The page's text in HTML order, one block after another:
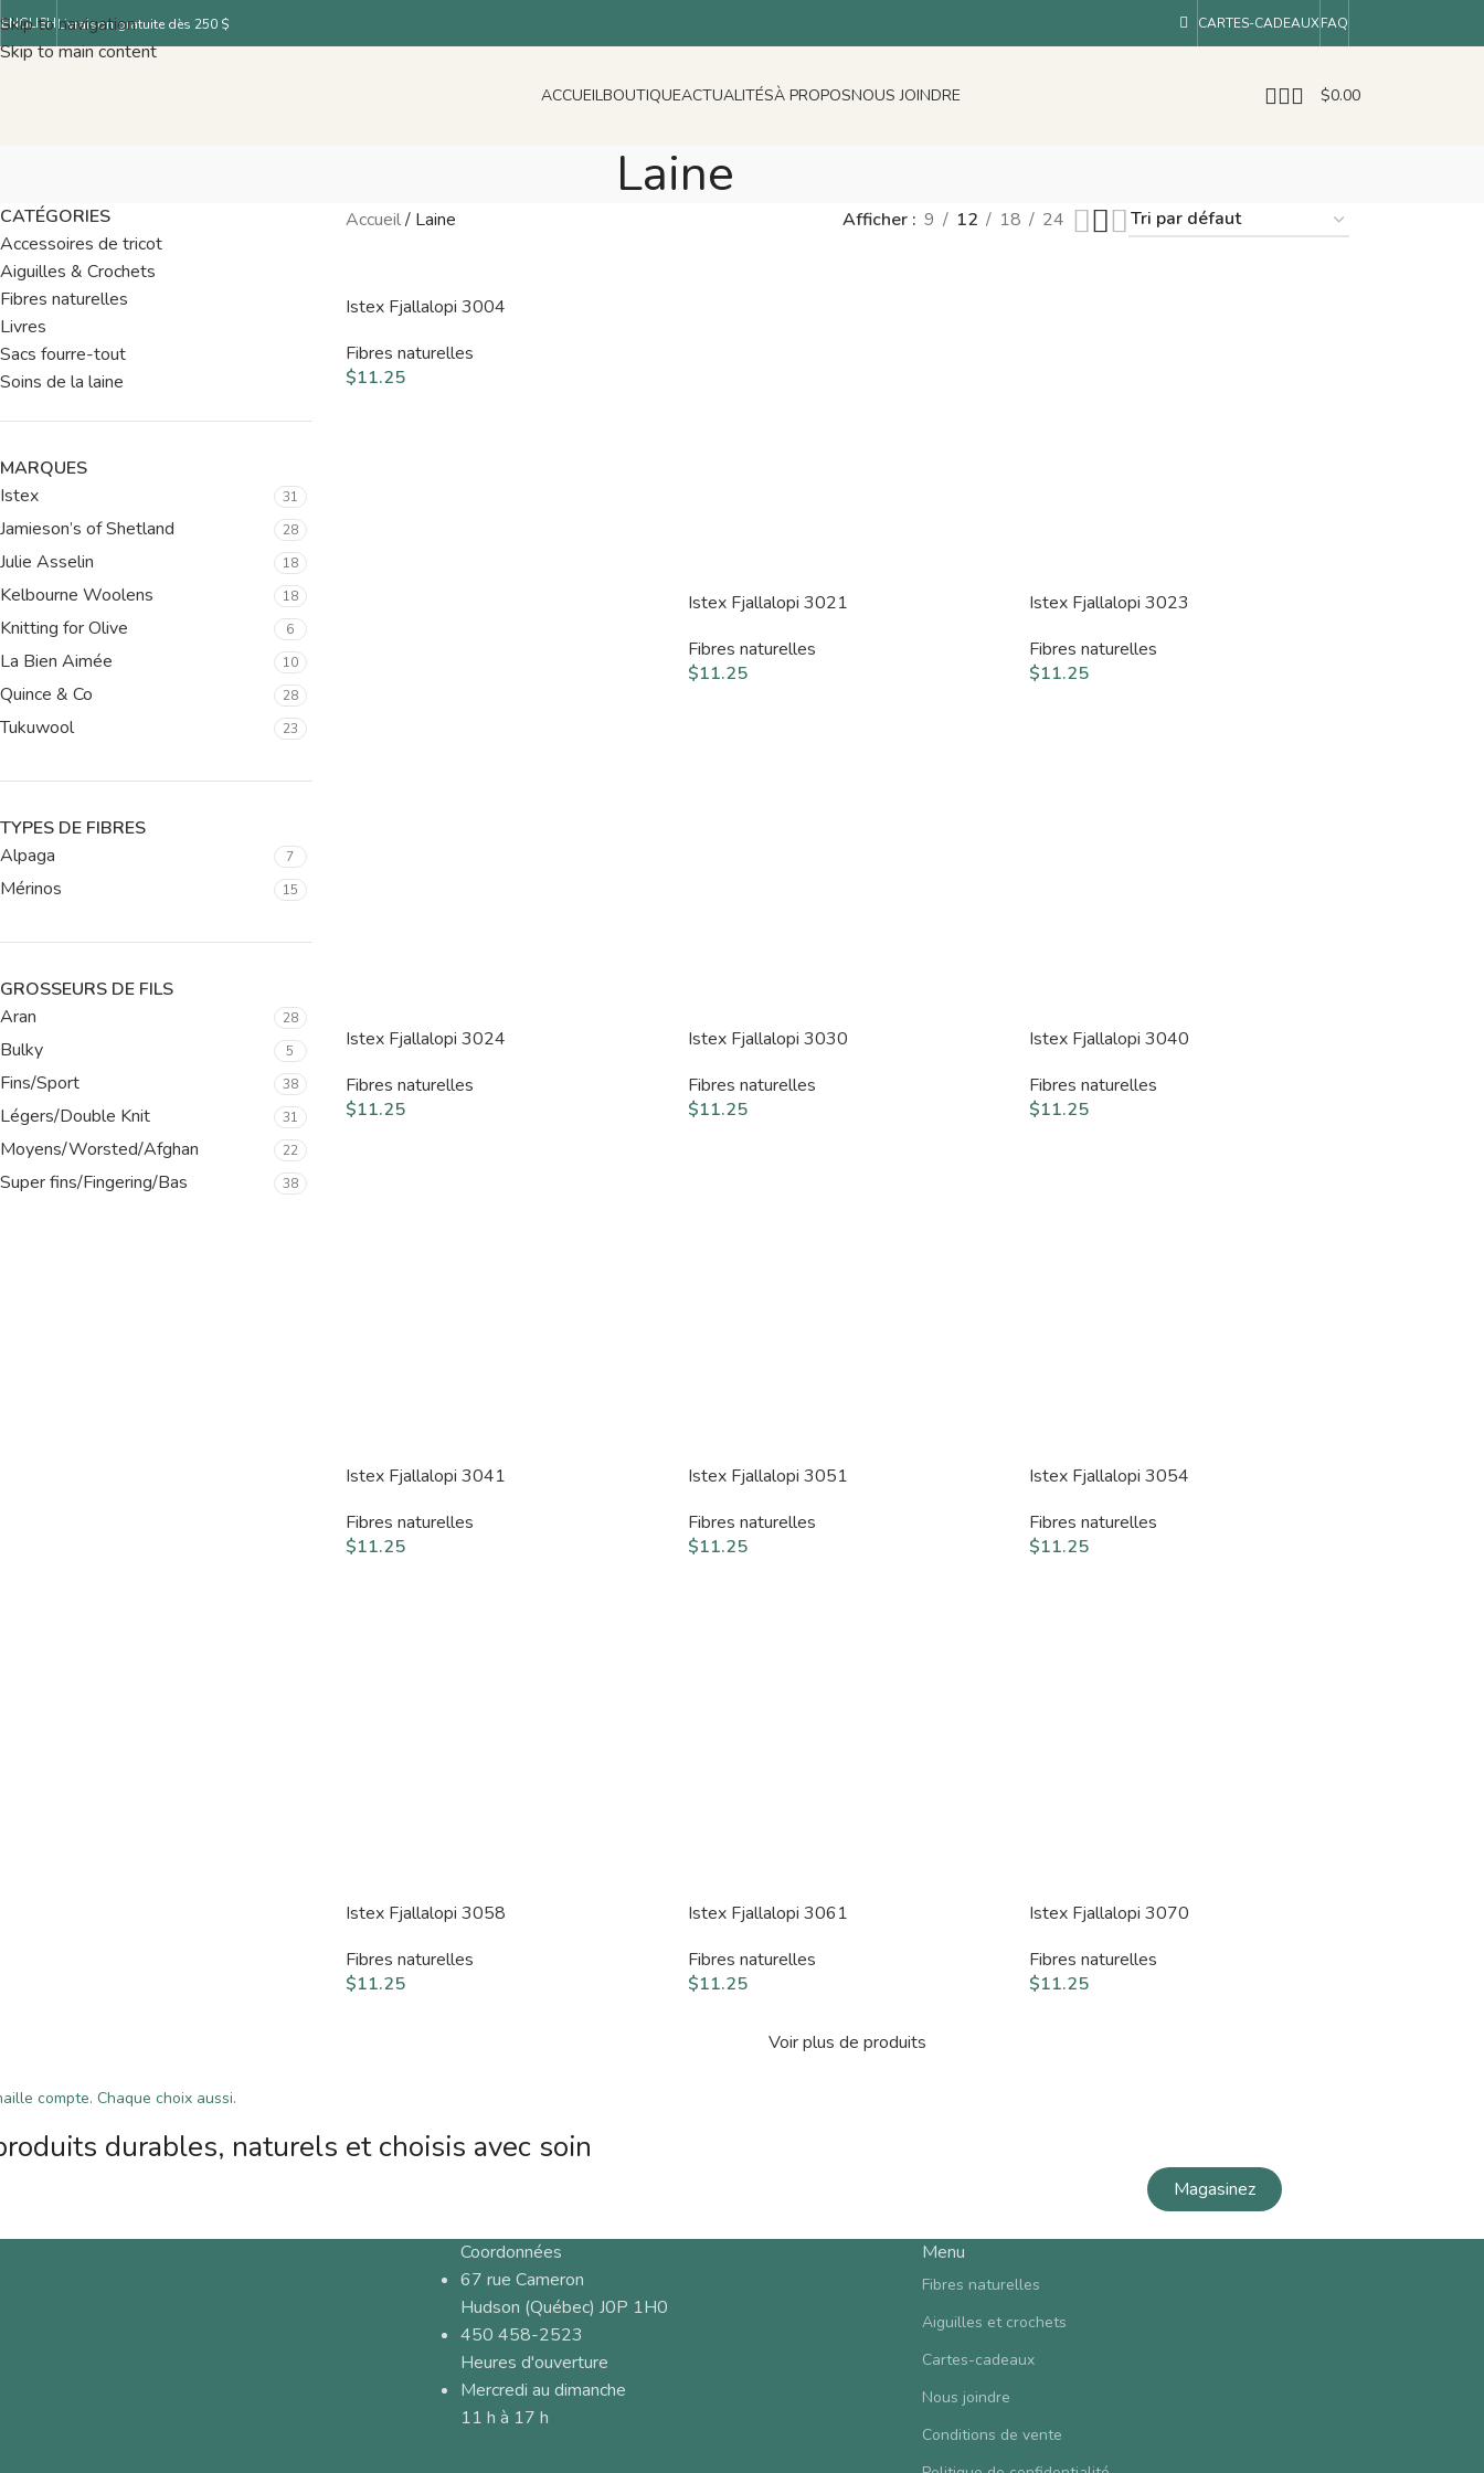
Skip to navigation
Skip to main content
ENGLISHLivraison gratuite dès 250 $ CARTES-CADEAUXFAQ
ACCUEILBOUTIQUEACTUALITÉSÀ PROPOSNOUS JOINDRE $0.00
Laine
CATÉGORIES
Accessoires de tricot
Aiguilles & Crochets
Fibres naturelles
Livres
Sacs fourre-tout
Soins de la laine
MARQUES
Istex
31
Jamieson’s of Shetland 28
Julie Asselin 18
Kelbourne Woolens 18
Knitting for Olive 6
La Bien Aimée 10
Quince & Co 28
Tukuwool 23
TYPES DE FIBRES
Alpaga
7
Mérinos 15
GROSSEURS DE FILS
Aran
28
Bulky 5
Fins/Sport 38
Légers/Double Knit 31
Moyens/Worsted/Afghan 22
Super fins/Fingering/Bas 38
Accueil/ Laine Afficher 9 12 18 24
Istex Fjallalopi 3004
Fibres naturelles
$11.25
Istex Fjallalopi 3021
Fibres naturelles
$11.25
Istex Fjallalopi 3023
Fibres naturelles
$11.25
Istex Fjallalopi 3024
Fibres naturelles
$11.25
Istex Fjallalopi 3030
Fibres naturelles
$11.25
Istex Fjallalopi 3040
Fibres naturelles
$11.25
Istex Fjallalopi 3041
Fibres naturelles
$11.25
Istex Fjallalopi 3051
Fibres naturelles
$11.25
Istex Fjallalopi 3054
Fibres naturelles
$11.25
Istex Fjallalopi 3058
Fibres naturelles
$11.25
Istex Fjallalopi 3061
Fibres naturelles
$11.25
Istex Fjallalopi 3070
Fibres naturelles
$11.25
Voir plus de produits
compte. Chaque choix aussi.
durables, naturels et choisis avec soin
Magasinez
Coordonnées
67 rue Cameron
Hudson (Québec) J0P 1H0
450 458-2523
Heures d'ouverture
Mercredi au dimanche
11 h à 17 h
Menu
Fibres naturelles
Aiguilles et crochets
Cartes-cadeaux
Nous joindre
Conditions de vente